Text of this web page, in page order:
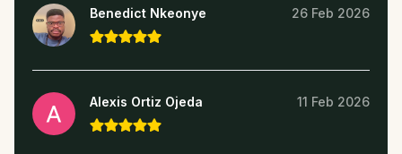
Benedict Nkeonye 26 Feb 2026
Alexis Ortiz Ojeda 11 Feb 2026